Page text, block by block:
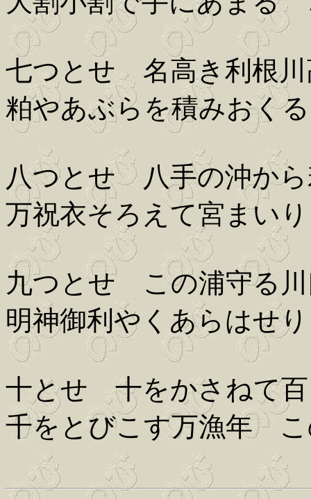
七つとせ 名高き利根川
粕やあぶらを積みおく
八つとせ 八手の沖から
万祝衣そろえて宮まい
九つとせ この浦守る
明神御利やくあらはせ
十とせ 十をかさねて
千をとびこす万漁年 こ